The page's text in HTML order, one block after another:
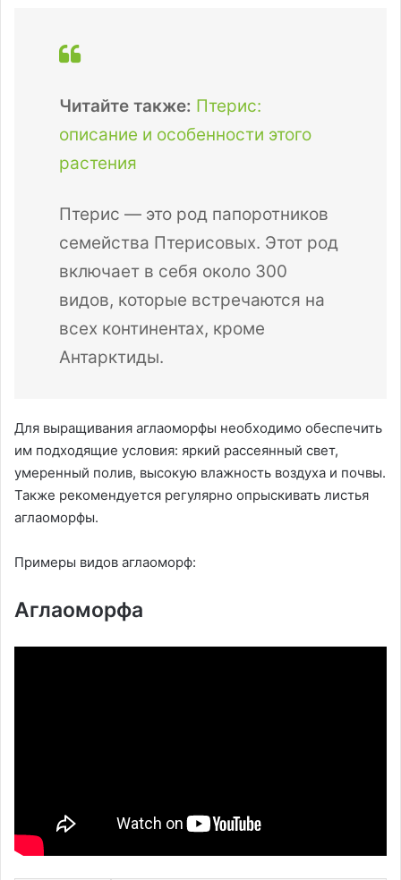
Читайте также: Птерис:
описание и особенности этого
растения
Птерис — это род папоротников
семейства Птерисовых. Этот род
включает в себя около 300
видов, которые встречаются на
всех континентах, кроме
Антарктиды.
Для выращивания аглаоморфы необходимо обеспечить
им подходящие условия: яркий рассеянный свет,
умеренный полив, высокую влажность воздуха и почвы.
Также рекомендуется регулярно опрыскивать листья
аглаоморфы.
Примеры видов аглаоморф:
Аглаоморфа